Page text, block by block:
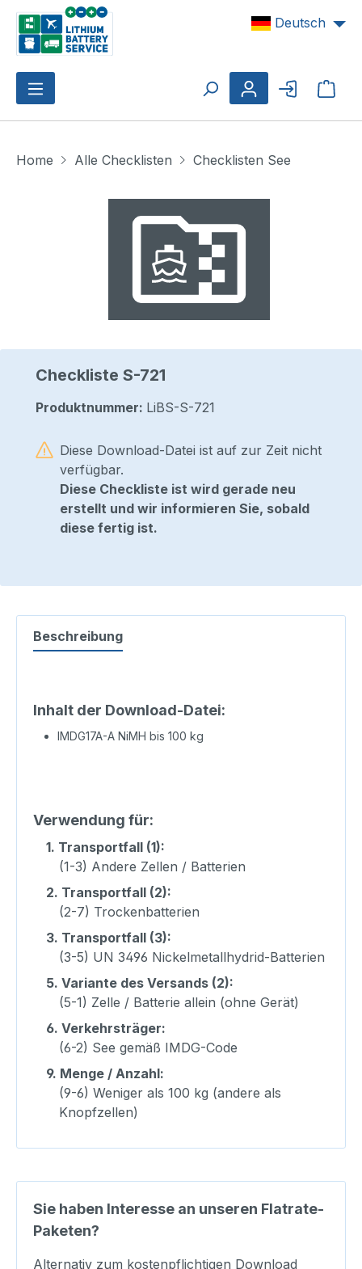
Zum Hauptinhalt springen Deutsch
Home Alle Checklisten
Checklisten See
Checkliste S-721
Produktnummer: LiBS-S-721
Diese Download-Datei ist auf zur Zeit nicht
verfügbar.
Diese Checkliste ist wird gerade neu
erstellt und wir informieren Sie, sobald
diese fertig ist.
Beschreibung
Inhalt der Download-Datei:
IMDG17A-A NiMH bis 100 kg
Verwendung für:
1. Transportfall (1):
(1-3) Andere Zellen / Batterien
2. Transportfall (2):
(2-7) Trockenbatterien
3. Transportfall (3):
(3-5) UN 3496 Nickelmetallhydrid-Batterien
5. Variante des Versands (2):
(5-1) Zelle / Batterie allein (ohne Gerät)
6. Verkehrsträger:
(6-2) See gemäß IMDG-Code
9. Menge / Anzahl:
(9-6) Weniger als 100 kg (andere als
Knopfzellen)
Sie haben Interesse an unseren Flatrate-
Paketen?
Alternativ zum kostenpflichtigen Download